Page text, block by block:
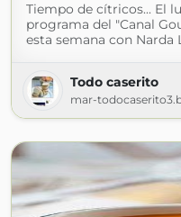
Tiempo de cítricos... El
programa del "Canal
esta semana con Narda
Todo caserito
mar-